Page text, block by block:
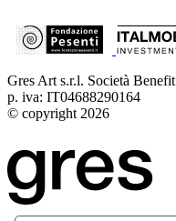
Gres Art s.r.l. Società Benefit
p. iva: IT04688290164
© copyright 2026